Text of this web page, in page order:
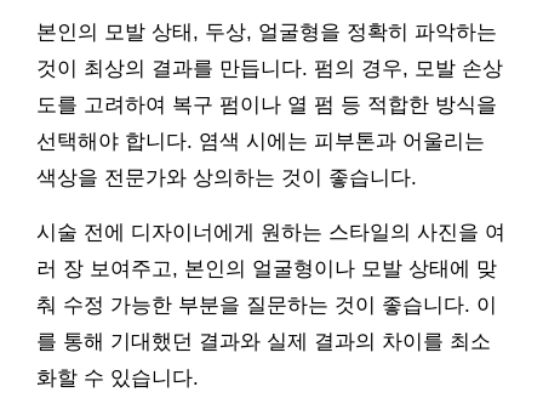
본인의 모발 상태, 두상, 얼굴형을 정확히 파악하는
것이 최상의 결과를 만듭니다. 펌의 경우, 모발 손상
도를 고려하여 복구 펌이나 열 펌 등 적합한 방식을
선택해야 합니다. 염색 시에는 피부톤과 어울리는
색상을 전문가와 상의하는 것이 좋습니다.
시술 전에 디자이너에게 원하는 스타일의 사진을 여
러 장 보여주고, 본인의 얼굴형이나 모발 상태에 맞
춰 수정 가능한 부분을 질문하는 것이 좋습니다. 이
를 통해 기대했던 결과와 실제 결과의 차이를 최소
화할 수 있습니다.